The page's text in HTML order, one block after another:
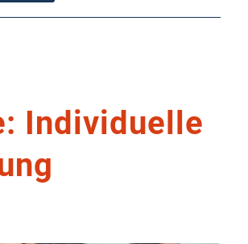
Individuelle